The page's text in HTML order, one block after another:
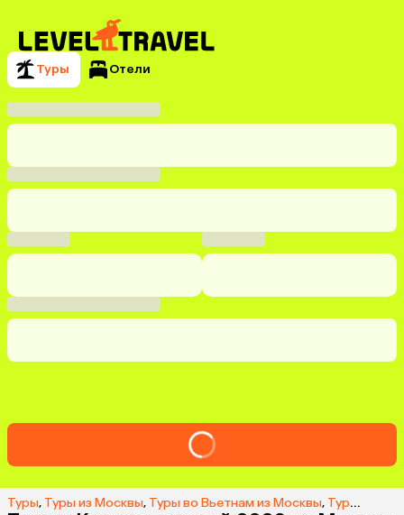
Туры Отели
Туры, Туры из Москвы, Туры во Вьетнам из Москвы, Туры в Камрань из Москвы